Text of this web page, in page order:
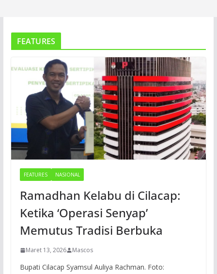
FEATURES
FEATURES NASIONAL
Ramadhan Kelabu di Cilacap:
Ketika ‘Operasi Senyap’
Memutus Tradisi Berbuka
Maret 13, 2026 Mascos
Bupati Cilacap Syamsul Auliya Rachman. Foto: